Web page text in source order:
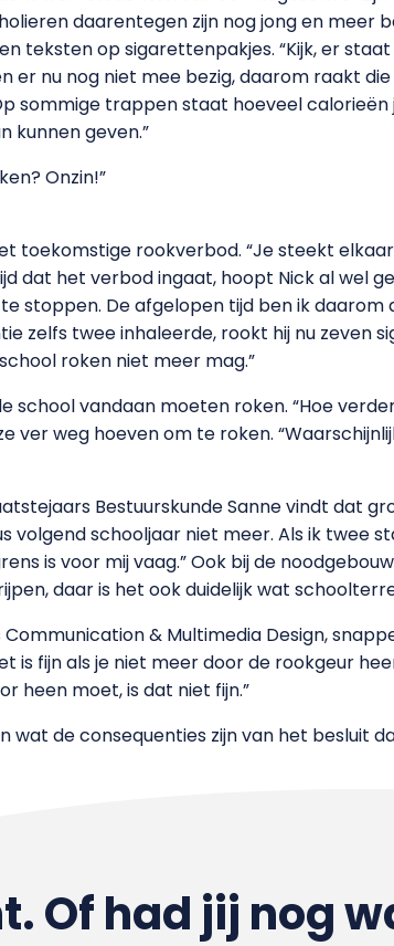
daarentegen zijn nog jong en meer
teksten op sigarettenpakjes. “Kijk, er
er nu nog niet mee bezig, daarom raakt
sommige trappen staat hoeveel
kunnen geven.”
Onzin!”
toekomstige rookverbod. “Je steekt
dat het verbod ingaat, hoopt Nick al wel
stoppen. De afgelopen tijd ben ik daarom
zelfs twee inhaleerde, rookt hij nu zeven
roken niet meer mag.”
school vandaan moeten roken. “Hoe
ver weg hoeven om te roken.
Bestuurskunde Sanne vindt dat
volgend schooljaar niet meer. Als ik twee
is voor mij vaag.” Ook bij de
daar is het ook duidelijk wat
& Multimedia Design,
fijn als je niet meer door de rookgeur
heen moet, is dat niet fijn.”
wat de consequenties zijn van het besluit
Of had jij nog